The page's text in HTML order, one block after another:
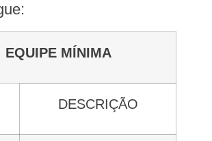
EQUIPE MÍNIMA
DESCRIÇÃO